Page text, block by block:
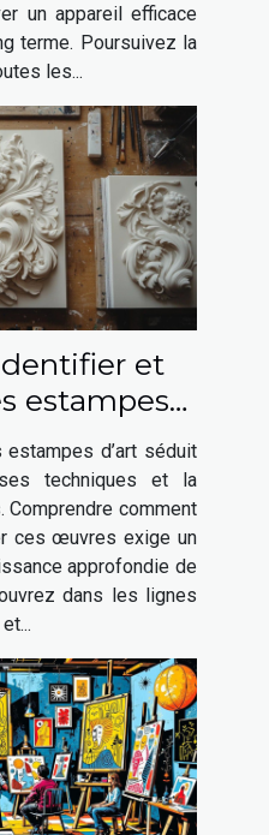
un appareil efficace
terme. Poursuivez la
les...
et
estampes
?
estampes d’art séduit
techniques et la
comment
ces œuvres exige un
approfondie de
dans les lignes